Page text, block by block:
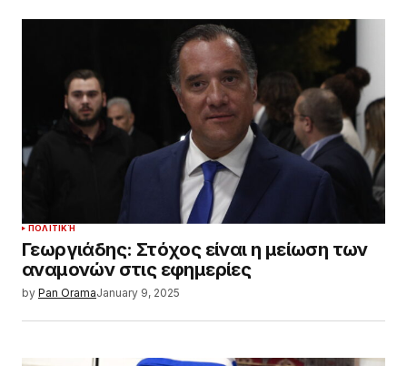
ΠΟΛΙΤΙΚΉ
Γεωργιάδης: Στόχος είναι η μείωση των
αναμονών στις εφημερίες
by Pan OramaJanuary 9, 2025